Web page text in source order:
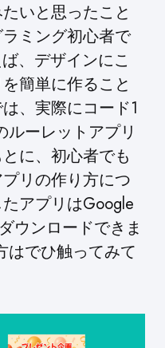
いと思ったこと
ミング初心者で
、デザインにこ
簡単に作ること
、実際にコード1
ルーレットアプリ
に、初心者でも
リの作り方につ
アプリはGoogle
ウンロードできま
はでひ触ってみて